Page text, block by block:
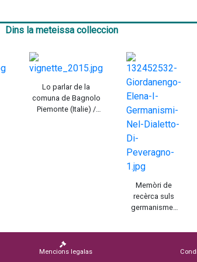
Dins la meteissa colleccion
Lo parlar de la
comuna de Bagnolo
Piemonte (Italie) /
Memòri de
recèrca suls
germanismes
Mencions legalas